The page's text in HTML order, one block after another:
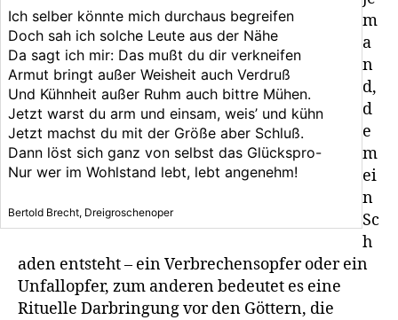
Ich selber könnte mich durchaus begreifen
Doch sah ich solche Leute aus der Nähe
Da sagt ich mir: Das mußt du dir verkneifen
Armut bringt außer Weisheit auch Verdruß
Und Kühnheit außer Ruhm auch bittre Mühen.
Jetzt warst du arm und einsam, weis’ und kühn
Jetzt machst du mit der Größe aber Schluß.
Dann löst sich ganz von selbst das Glückspro-
Nur wer im Wohlstand lebt, lebt angenehm!
Bertold Brecht, Dreigroschenoper
m
a
n
d,
d
e
m
ei
n
Sc
h
aden entsteht – ein Verbrechensopfer oder ein
Unfallopfer, zum anderen bedeutet es eine
Rituelle Darbringung vor den Göttern, die